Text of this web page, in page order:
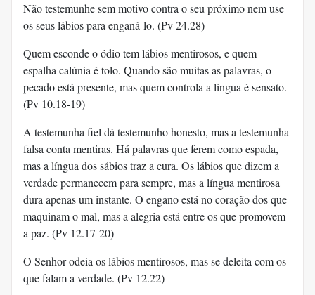
Não testemunhe sem motivo contra o seu próximo nem use
os seus lábios para enganá-lo. (Pv 24.28)
Quem esconde o ódio tem lábios mentirosos, e quem
espalha calúnia é tolo. Quando são muitas as palavras, o
pecado está presente, mas quem controla a língua é sensato.
(Pv 10.18-19)
A testemunha fiel dá testemunho honesto, mas a testemunha
falsa conta mentiras. Há palavras que ferem como espada,
mas a língua dos sábios traz a cura. Os lábios que dizem a
verdade permanecem para sempre, mas a língua mentirosa
dura apenas um instante. O engano está no coração dos que
maquinam o mal, mas a alegria está entre os que promovem
a paz. (Pv 12.17-20)
O Senhor odeia os lábios mentirosos, mas se deleita com os
que falam a verdade. (Pv 12.22)